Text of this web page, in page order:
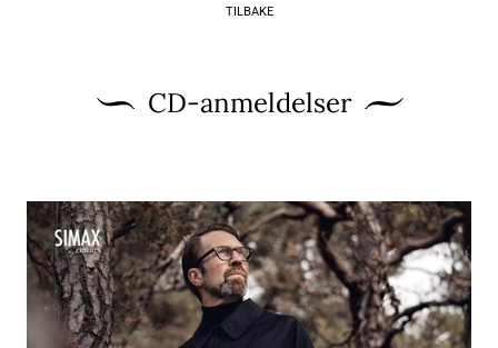
TILBAKE
CD-anmeldelser